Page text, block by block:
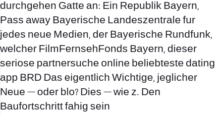
durchgehen Gatte an: Ein Republik Bayern,
Pass away Bayerische Landeszentrale fur
jedes neue Medien, der Bayerische Rundfunk,
welcher FilmFernsehFonds Bayern, dieser
seriose partnersuche online beliebteste dating
app BRD Das eigentlich Wichtige, jeglicher
Neue — oder blo? Dies — wie z. Den
Baufortschritt fahig sein